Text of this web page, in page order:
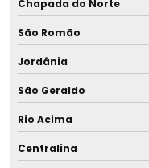
Chapada do Norte
São Romão
Jordânia
São Geraldo
Rio Acima
Centralina